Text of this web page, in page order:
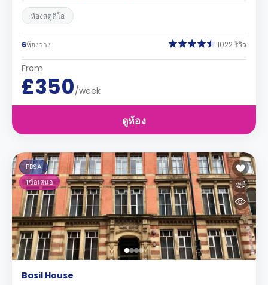
ห้องสตูดิโอ
6ห้องว่าง 1022 รีวิว
From
£350/week
ดูห้อง
PBSA
1ข้อเสนอ
Basil House